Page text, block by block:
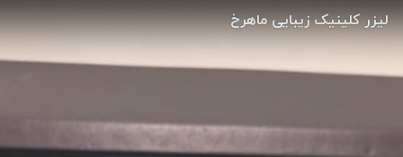
لیزر کلینیک زیبایی ماهرخ